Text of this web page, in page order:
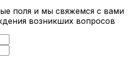
поля и мы свяжемся с вами
возникших вопросов